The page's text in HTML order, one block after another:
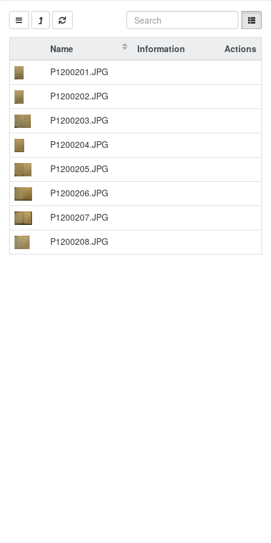
Name Information
Actions
P1200201.JPG
P1200202.JPG
P1200203.JPG
P1200204.JPG
P1200205.JPG
P1200206.JPG
P1200207.JPG
P1200208.JPG